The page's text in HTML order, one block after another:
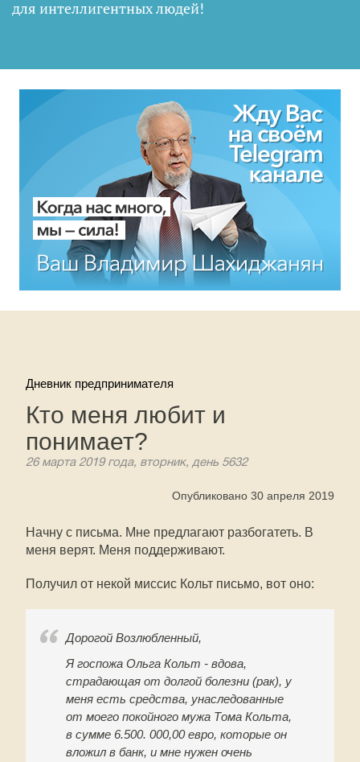
для интеллигентных людей!
Дневник предпринимателя
Кто меня любит и
понимает?
26 марта 2019 года, вторник, день 5632
Опубликовано 30 апреля 2019
Начну с письма. Мне предлагают разбогатеть. В
меня верят. Меня поддерживают.
Получил от некой миссис Кольт письмо, вот оно:
Дорогой Возлюбленный,
Я госпожа Ольга Кольт - вдова,
страдающая от долгой болезни (рак), у
меня есть средства, унаследованные
от моего покойного мужа Тома Кольта,
в сумме 6.500. 000,00 евро, которые он
вложил в банк, и мне нужен очень